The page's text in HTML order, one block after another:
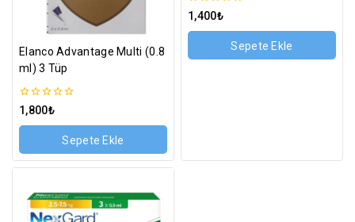
Elanco Advantage Multi (0.8
ml) 3 Tüp
0
üzerinden
1,800₺
Sepete Ekle
0
üzerinden
1,400₺
Sepete Ekle